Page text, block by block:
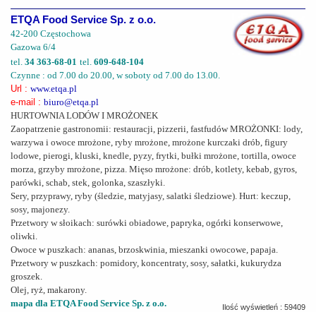
ETQA Food Service Sp. z o.o.
42-200 Częstochowa
Gazowa 6/4
tel. 34 363-68-01 tel. 609-648-104
Czynne : od 7.00 do 20.00, w soboty od 7.00 do 13.00.
Url : www.etqa.pl
e-mail : biuro@etqa.pl
HURTOWNIA LODÓW I MROŻONEK
Zaopatrzenie gastronomii: restauracji, pizzerii, fastfudów MROŻONKI: lody,
warzywa i owoce mrożone, ryby mrożone, mrożone kurczaki drób, figury
lodowe, pierogi, kluski, knedle, pyzy, frytki, bułki mrożone, tortilla, owoce
morza, grzyby mrożone, pizza. Mięso mrożone: drób, kotlety, kebab, gyros,
parówki, schab, stek, golonka, szaszłyki.
Sery, przyprawy, ryby (śledzie, matyjasy, salatki śledziowe). Hurt: keczup,
sosy, majonezy.
Przetwory w słoikach: surówki obiadowe, papryka, ogórki konserwowe,
oliwki.
Owoce w puszkach: ananas, brzoskwinia, mieszanki owocowe, papaja.
Przetwory w puszkach: pomidory, koncentraty, sosy, sałatki, kukurydza
groszek.
Olej, ryż, makarony.
mapa dla ETQA Food Service Sp. z o.o.
Ilość wyświetleń : 59409